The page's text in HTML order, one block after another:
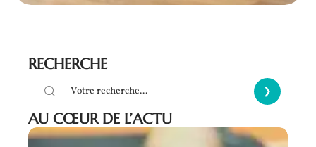
RECHERCHE
AU CŒUR DE L’ACTU